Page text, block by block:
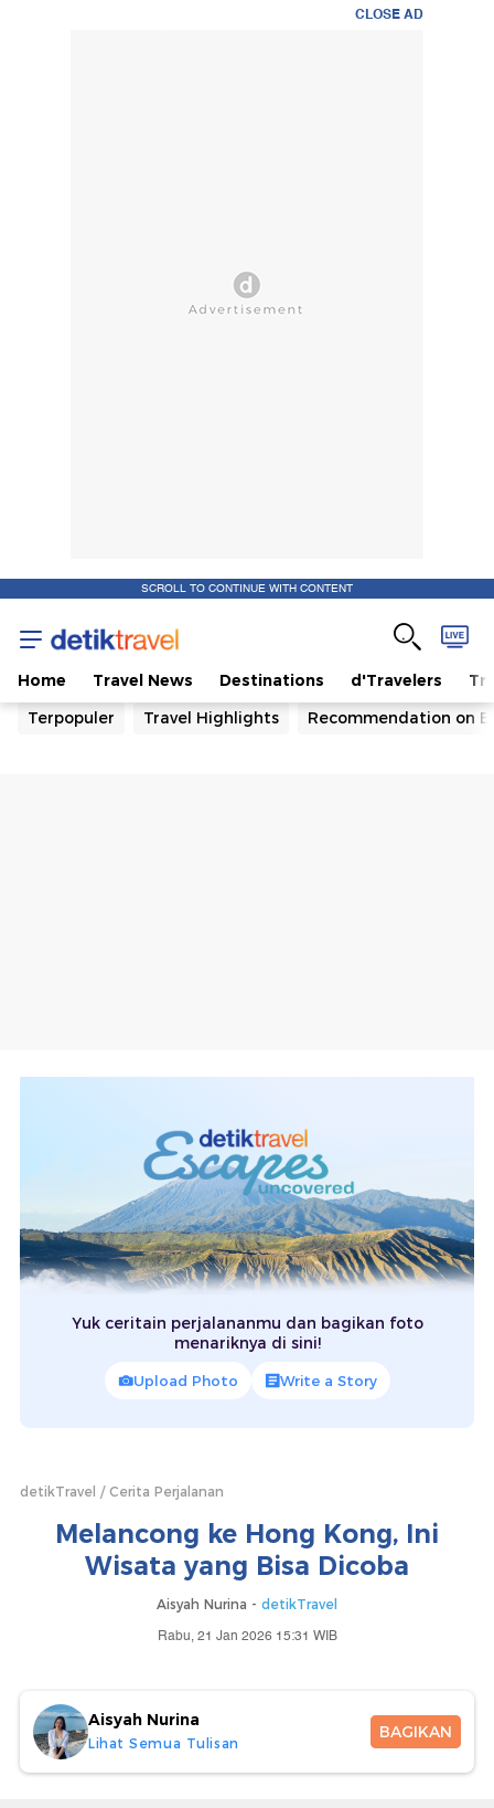
CLOSE AD
SCROLL TO CONTINUE WITH CONTENT
Home Travel News Destinations d'Travelers
Terpopuler
Travel Highlights Recommendation on
Yuk ceritain perjalananmu dan bagikan foto
menariknya di sini!
Upload Photo Write a Story
detikTravel Cerita Perjalanan
Melancong ke Hong Kong, Ini
Wisata yang Bisa Dicoba
Aisyah Nurina - detikTravel
Rabu, 21 Jan 2026 15:31 WIB
Aisyah Nurina
Lihat Semua Tulisan
BAGIKAN